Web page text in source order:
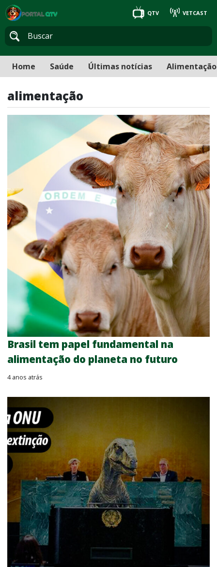
QTV VETCAST
Home Saúde Últimas notícias Alimentação
alimentação
Brasil tem papel fundamental na
alimentação do planeta no futuro
4 anos atrás